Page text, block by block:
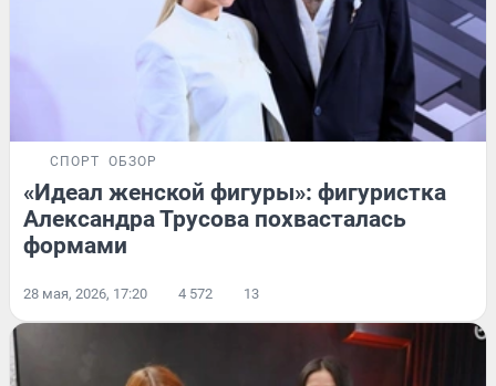
СПОРТ ОБЗОР
«Идеал женской фигуры»: фигуристка
Александра Трусова похвасталась
формами
28 мая, 2026, 17:20 4 572 13